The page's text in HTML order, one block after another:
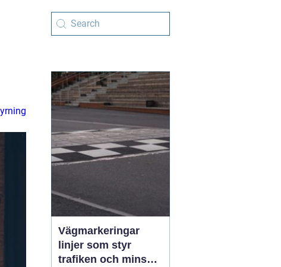
Vägmarkeringar
linjer som styr
trafiken och minskar